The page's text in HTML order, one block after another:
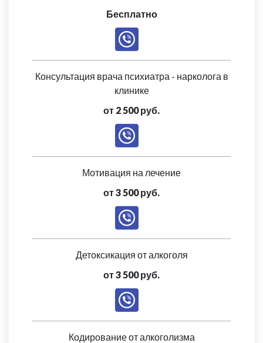
Бесплатно
Консультация врача психиатра - нарколога в
клинике
от 2 500 руб.
Мотивация на лечение
от 3 500 руб.
Детоксикация от алкоголя
от 3 500 руб.
Кодирование от алкоголизма